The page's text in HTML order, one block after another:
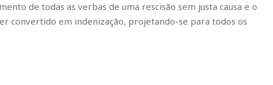
de todas as verbas de uma rescisão sem justa causa e o
convertido em indenização, projetando-se para todos os